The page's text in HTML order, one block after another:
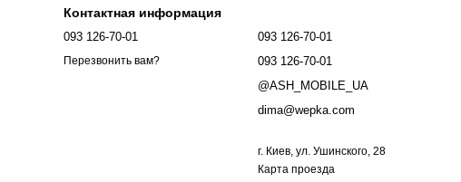
Контактная информация
093 126-70-01
Перезвонить вам?
093 126-70-01
093 126-70-01
@ASH_MOBILE_UA
dima@wepka.com
г. Киев, ул. Ушинского, 28
Карта проезда